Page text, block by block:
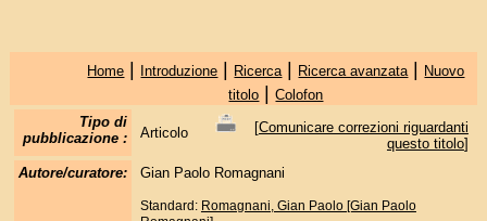
Home | Introduzione | Ricerca | Ricerca avanzata | Nuovo
titolo |Colofon
Tipo di
pubblicazione :
Articolo [Comunicare correzioni riguardanti
questo titolo]
Autore/curatore:
Gian Paolo Romagnani
Standard: Romagnani, Gian Paolo [Gian Paolo